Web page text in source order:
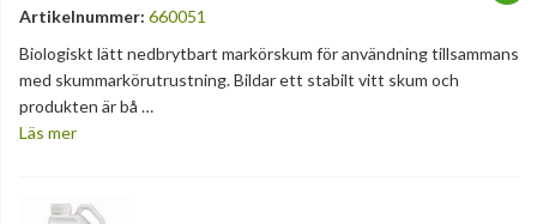
Artikelnummer: 660051
Biologiskt lätt nedbrytbart markörskum för användning tillsammans
med skummarkörutrustning. Bildar ett stabilt vitt skum och
produkten är bå …
Läs mer